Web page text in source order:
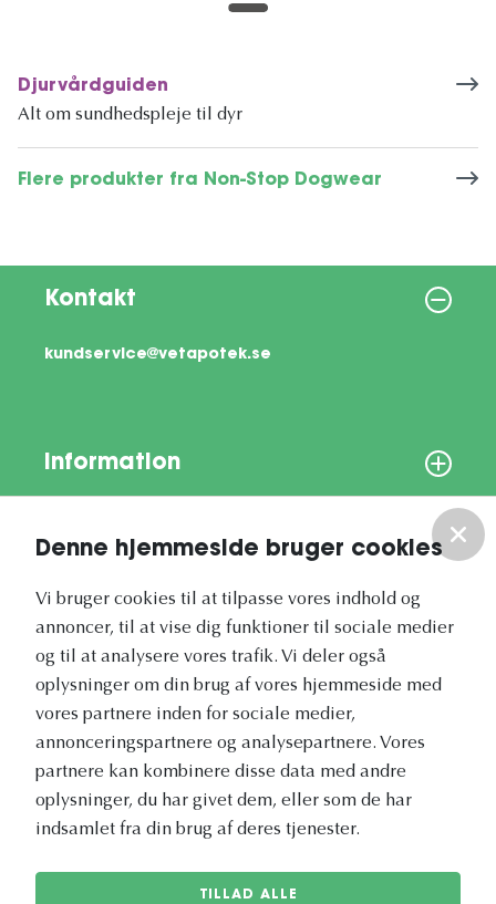
Denne hjemmeside bruger cookies
Vi bruger cookies til at tilpasse vores indhold og
annoncer, til at vise dig funktioner til sociale medier
og til at analysere vores trafik. Vi deler også
oplysninger om din brug af vores hjemmeside med
vores partnere inden for sociale medier,
annonceringspartnere og analysepartnere. Vores
partnere kan kombinere disse data med andre
oplysninger, du har givet dem, eller som de har
indsamlet fra din brug af deres tjenester.
TILLAD ALLE
Djurvårdguiden
Alt om sundhedspleje til dyr
Flere produkter fra Non-Stop Dogwear
Kontakt
kundservice@vetapotek.se
Information
Vores nyhedsbrev
Vetapotek.dk er en del af
Evidensia
Dyresundhedspleje